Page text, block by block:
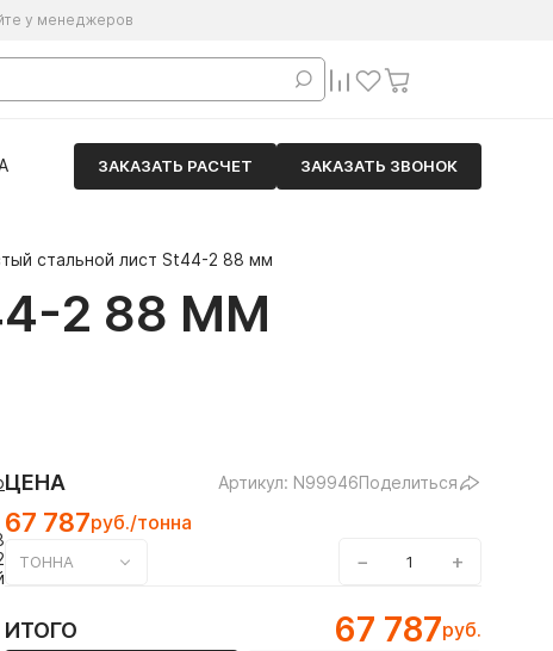
у менеджеров
ЗАКАЗАТЬ РАСЧЕТ ЗАКАЗАТЬ ЗВОНОК
стальной лист St44-2 88 мм
2 88 ММ
ЦЕНА Артикул: N99946Поделиться
67 787руб./тонна
ТОННА − +
ИТОГО 67 787руб.